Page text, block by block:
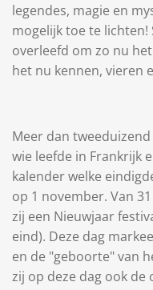
legendes, magie en
mogelijk toe te lichten!
overleefd om zo nu
het nu kennen, vieren
Meer dan
wie leefde in Frankrijk
kalender welke
op 1 november. Van
zij een Nieuwjaar
eind). Deze dag
en de "geboorte" van
zij op deze dag ook